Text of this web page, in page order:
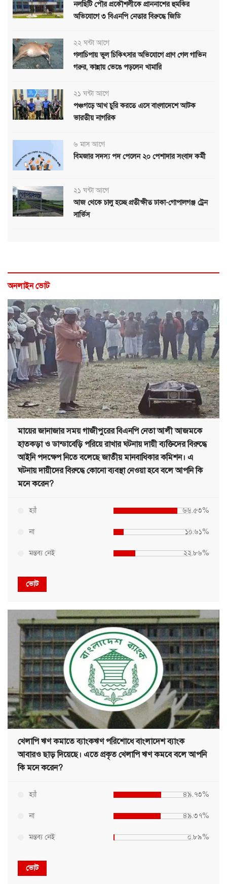
নলছিটি পৌর প্রকৌশলীকে প্রাননাশের হুমকির
অভিযোগে ৩ বিএনপি নেতার বিরুদ্ধে জিডি
২২ ঘন্টা আগে
গলাচিপায় ভুল চিকিৎসার অভিযোগে প্রাণ গেল গাভিন
গরুর, কান্নায় ভেঙে পড়লেন খামারি
২১ ঘন্টা আগে
পঞ্চগড়ে আখ চুরি করতে এসে বাংলাদেশে আটক
ভারতীয় নাগরিক
৬ মাস আগে
বিমজার সদস্য পদ পেলেন ২০ পেশাদার সংবাদ কর্মী
২১ ঘন্টা আগে
আজ থেকে চালু হচ্ছে প্রতীক্ষীত ঢাকা-গোপালগঞ্জ ট্রেন
সার্ভিস
অনলাইন ভোট
মায়ের জানাজার সময় গাজীপুরের বিএনপি নেতা আলী আজমকে
হাতকড়া ও ডান্ডাবেড়ি পরিয়ে রাখার ঘটনায় দায়ী ব্যক্তিদের বিরুদ্ধে
আইনি পদক্ষেপ নিতে বলেছে জাতীয় মানবাধিকার কমিশন। এ
ঘটনায় দায়ীদের বিরুদ্ধে কোনো ব্যবস্থা নেওয়া হবে বলে আপনি কি
মনে করেন?
হ্যাঁ ৬৬.৫৩%
না ১০.৬১%
মন্তব্য নেই ২২.৮৬%
ভোট
খেলাপি ঋণ কমাতে ব্যাংকঋণ পরিশোধে বাংলাদেশ ব্যাংক
আবারও ছাড় দিয়েছে। এতে প্রকৃত খেলাপি ঋণ কমবে বলে আপনি
কি মনে করেন?
হ্যাঁ ৪৯.৭৩%
না ৪৯.৩৭%
মন্তব্য নেই ০.৮৯%
ভোট